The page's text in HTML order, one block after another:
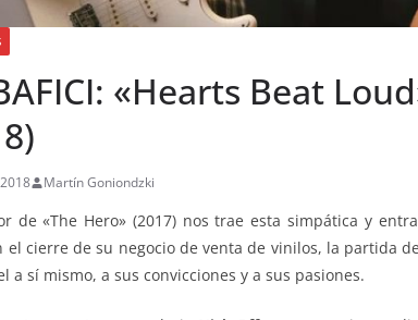
«Hearts Beat
Martín Goniondzki
de «The Hero» (2017) nos trae esta simpática y
el cierre de su negocio de venta de vinilos, la partida
a sí mismo, a sus convicciones y a sus pasiones.